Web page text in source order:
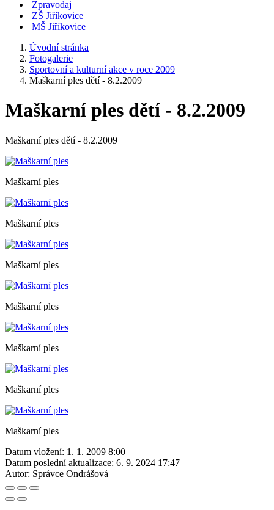
Zpravodaj
ZŠ Jiříkovice
MŠ Jiříkovice
Úvodní stránka
Fotogalerie
Sportovní a kulturní akce v roce 2009
Maškarní ples dětí - 8.2.2009
Maškarní ples dětí - 8.2.2009
Maškarní ples dětí - 8.2.2009
Maškarní ples
Maškarní ples
Maškarní ples
Maškarní ples
Maškarní ples
Maškarní ples
Maškarní ples
Datum vložení: 1. 1. 2009 8:00
Datum poslední aktualizace: 6. 9. 2024 17:47
Autor: Správce Ondrášová